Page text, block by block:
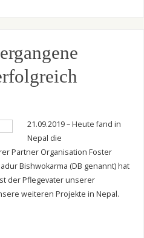
21.09.2019 – Heute fand in
Nepal die
Partner Organisation Foster
Bishwokarma (DB genannt) hat
der Pflegevater unserer
weiteren Projekte in Nepal.